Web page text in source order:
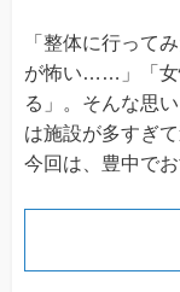
「整体に行って
が怖い……」「女
る」。そんな思
は施設が多すぎ
今回は、豊中で